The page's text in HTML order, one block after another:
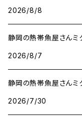
2026/8/8
静岡の熱帯魚屋さんミ
2026/8/7
静岡の熱帯魚屋さんミ
2026/7/30